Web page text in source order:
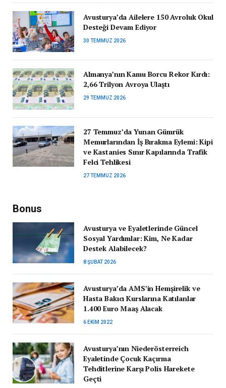
Avusturya’da Ailelere 150 Avroluk Okul
Desteği Devam Ediyor
30 TEMMUZ 2026
Almanya’nın Kamu Borcu Rekor Kırdı:
2,66 Trilyon Avroya Ulaştı
29 TEMMUZ 2026
27 Temmuz’da Yunan Gümrük
Memurlarından İş Bırakma Eylemi: Kipi
ve Kastanies Sınır Kapılarında Trafik
Felci Tehlikesi
27 TEMMUZ 2026
Bonus
Avusturya ve Eyaletlerinde Güncel
Sosyal Yardımlar: Kim, Ne Kadar
Destek Alabilecek?
8 ŞUBAT 2026
Avusturya’da AMS’in Hemşirelik ve
Hasta Bakıcı Kurslarına Katılanlar
1.400 Euro Maaş Alacak
6 EKIM 2022
Avusturya’nın Niederösterreich
Eyaletinde Çocuk Kaçırma
Tehditlerine Karşı Polis Harekete
Geçti